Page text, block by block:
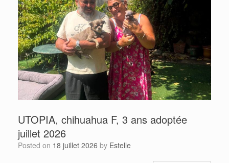
UTOPIA, chihuahua F, 3 ans adoptée
juillet 2026
Posted on 18 juillet 2026 by Estelle